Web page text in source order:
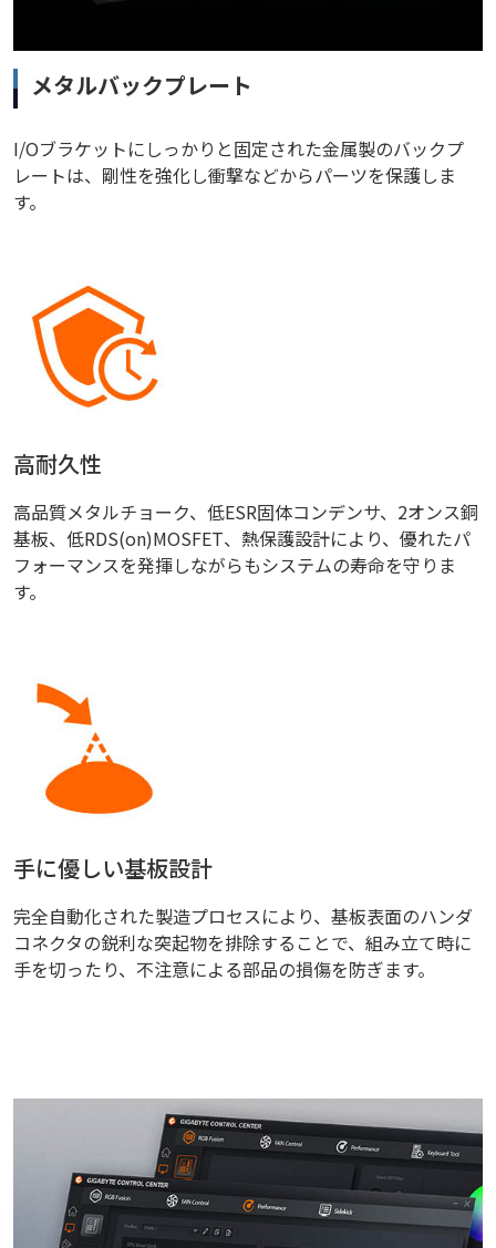
メタルバックプレート
I/Oブラケットにしっかりと固定された金属製のバックプ
レートは、剛性を強化し衝撃などからパーツを保護しま
す。
高耐久性
高品質メタルチョーク、低ESR固体コンデンサ、2オンス銅
基板、低RDS(on)MOSFET、熱保護設計により、優れたパ
フォーマンスを発揮しながらもシステムの寿命を守りま
す。
手に優しい基板設計
完全自動化された製造プロセスにより、基板表面のハンダ
コネクタの鋭利な突起物を排除することで、組み立て時に
手を切ったり、不注意による部品の損傷を防ぎます。